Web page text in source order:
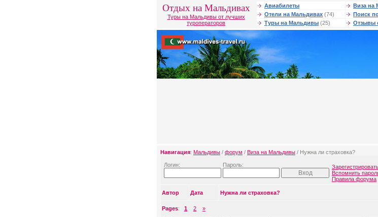
Отдых на Мальдивах
Туры на Мальдивы от лучших
туроператоров
Авиабилеты Виза на
Отели на Мальдивах (74) Поиск
Туры на Мальдивы (25) Отзывы
Навигация: Мальдивы / форум / Виза на Мальдивы / Нужна ли страховка?
Логин: Пароль:
Вспомнить
Правила форума
Автор Дата Нужна ли страховка?
Pages: 1 2
»